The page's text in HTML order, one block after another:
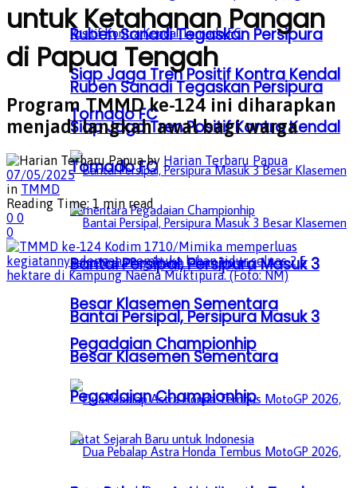
Ruben Sanadi Tegaskan Persipura
Siap Jaga Tren Positif Kontra Kendal
Tornado FC
Bantai Persipal, Persipura Masuk 3
Besar Klasemen Sementara
Pegadaian Championhip
Ruben Sanadi Tegaskan Persipura
Siap Jaga Tren Positif Kontra Kendal
Tornado FC
Bantai Persipal, Persipura Masuk 3
Besar Klasemen Sementara
Pegadaian Championhip
untuk Ketahanan Pangan
di Papua Tengah
Program TMMD ke-124 ini diharapkan
menjadi langkah awal bagi warga
by Harian Terbaru Papua
07/05/2025
in TMMD
Reading Time: 1 min read
0 0
0